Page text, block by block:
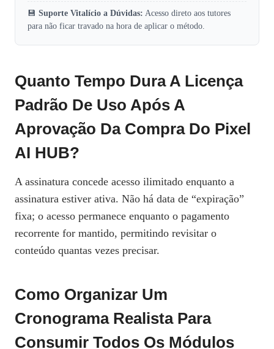
💾 Suporte Vitalício a Dúvidas: Acesso direto aos tutores
para não ficar travado na hora de aplicar o método.
Quanto Tempo Dura A Licença
Padrão De Uso Após A
Aprovação Da Compra Do Pixel
AI HUB?
A assinatura concede acesso ilimitado enquanto a
assinatura estiver ativa. Não há data de “expiração”
fixa; o acesso permanece enquanto o pagamento
recorrente for mantido, permitindo revisitar o
conteúdo quantas vezes precisar.
Como Organizar Um
Cronograma Realista Para
Consumir Todos Os Módulos